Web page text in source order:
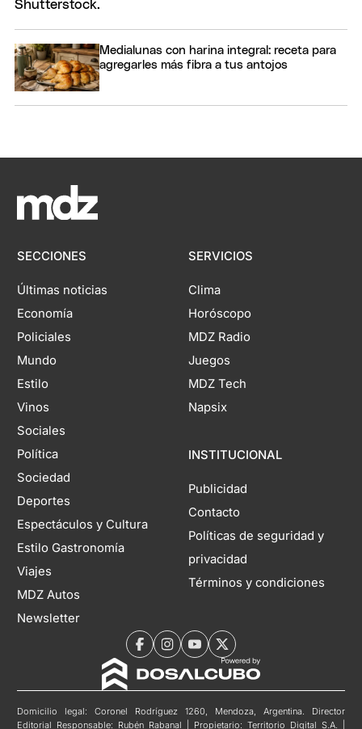
Medialunas con harina integral: receta para
agregarles más fibra a tus antojos
SECCIONES
Últimas noticias
Economía
Policiales
Mundo
Estilo
Vinos
Sociales
Política
Sociedad
Deportes
Espectáculos y Cultura
Estilo Gastronomía
Viajes
MDZ Autos
Newsletter
SERVICIOS
Clima
Horóscopo
MDZ Radio
Juegos
MDZ Tech
Napsix
INSTITUCIONAL
Publicidad
Contacto
Políticas de seguridad y
privacidad
Términos y condiciones
Domicilio legal: Coronel Rodríguez 1260, Mendoza, Argentina. Director
Editorial Responsable: Rubén Rabanal | Propietario: Territorio Digital S.A. |